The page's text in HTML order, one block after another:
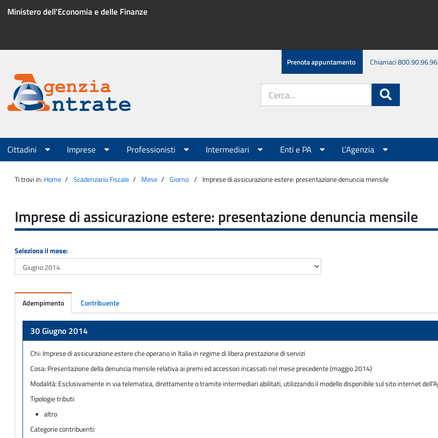
Ministero dell'Economia e delle Finanze
Menu
servizio
Prenota appuntamento Chiamaci 800.90.96.96
Agenzia
Entrate
sito:
Menu
principale
Cittadini Imprese Professionisti Intermediari Enti e PA L'Agenzia
Ti trovi in: Home Scadenzario Fiscale Mese Giorno Imprese di assicurazione estere: presentazione denuncia mensile
Imprese di assicurazione estere: presentazione denuncia mensile
Seleziona il mese:
Adempimento Contribuente
30 Giugno 2014
Chi: Imprese di assicurazione estere che operano in Italia in regime di libera prestazione di servizi
Cosa: Presentazione della denuncia mensile relativa ai premi ed accessori incassati nel mese precedente (maggio 2014)
Modalità: Esclusivamente in via telematica, direttamente o tramite intermediari abilitati, utilizzando il modello disponibile sul sito internet
Tipologie tributi:
altro
Categorie contribuenti: